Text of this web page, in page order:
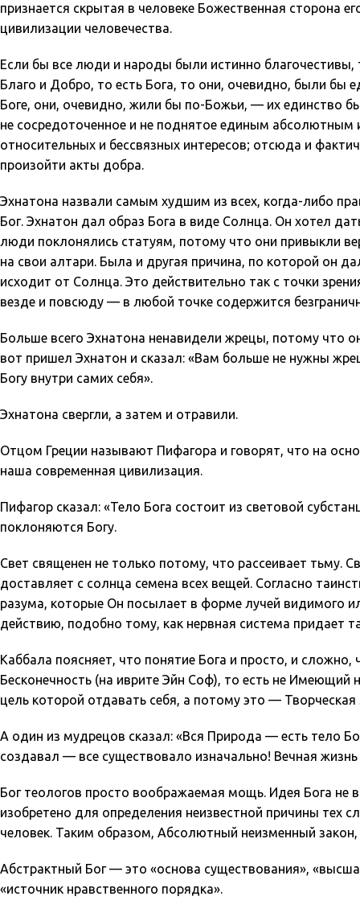
признается скрытая в человеке Божественная сторона
цивилизации человечества.
Если бы все люди и народы были истинно
Благо и Добро, то есть Бога, то они, очевидно, были
Боге, они, очевидно, жили бы по-Божьи, — их единство
не сосредоточенное и не поднятое единым абсолютным
относительных и бессвязных интересов; отсюда и
произойти акты добра.
Эхнатона назвали самым худшим из всех, когда-либо
Бог. Эхнатон дал образ Бога в виде Солнца. Он хотел
люди поклонялись статуям, потому что они привыкли
на свои алтари. Была и другая причина, по которой он
исходит от Солнца. Это действительно так с точки
везде и повсюду — в любой точке содержится
Больше всего Эхнатона ненавидели жрецы, потому что
вот пришел Эхнатон и сказал: «Вам больше не нужны
Богу внутри самих себя».
Эхнатона свергли, а затем и отравили.
Отцом Греции называют Пифагора и говорят, что на
наша современная цивилизация.
Пифагор сказал: «Тело Бога состоит из световой
поклоняются Богу.
Свет священен не только потому, что рассеивает тьму.
доставляет с солнца семена всех вещей. Согласно
разума, которые Он посылает в форме лучей видимого
действию, подобно тому, как нервная система придает
Каббала поясняет, что понятие Бога и просто, и
Бесконечность (на иврите Эйн Соф), то есть не
цель которой отдавать себя, а потому это —
А один из мудрецов сказал: «Вся Природа — есть тело
создавал — все существовало изначально! Вечная
Бог теологов просто воображаемая мощь. Идея Бога не
изобретено для определения неизвестной причины тех
человек. Таким образом, Абсолютный неизменный
Абстрактный Бог — это «основа существования»,
«источник нравственного порядка».